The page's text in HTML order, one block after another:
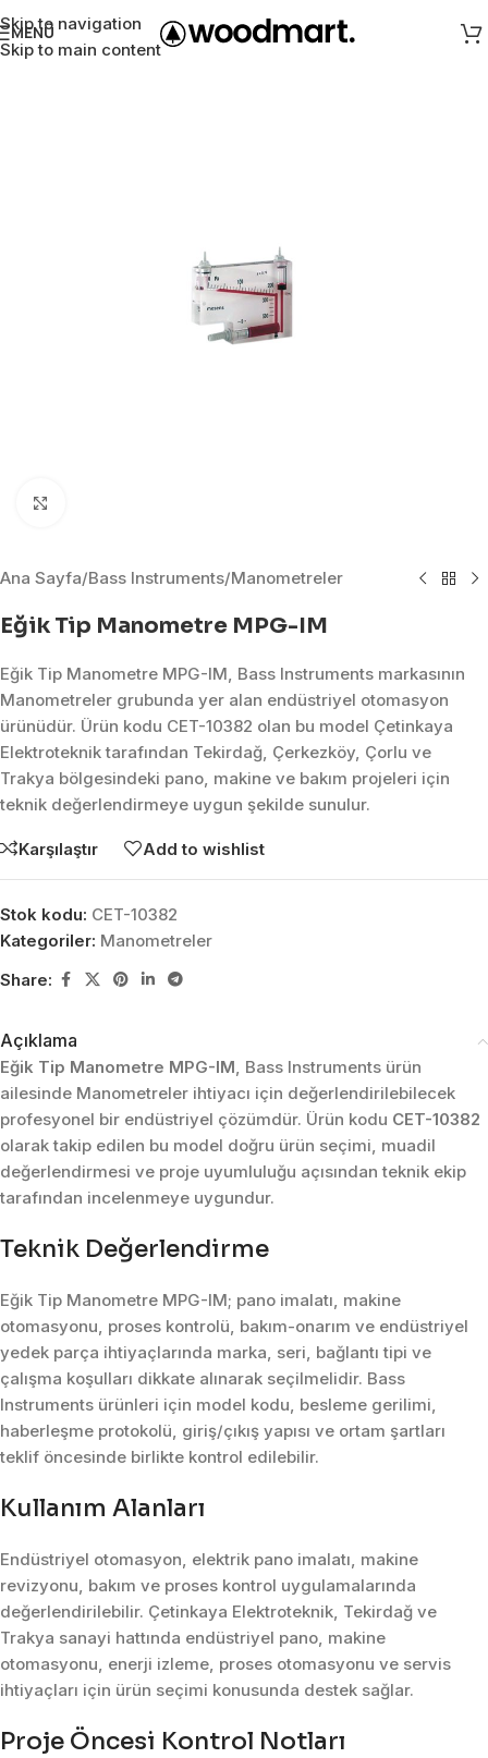
Skip to navigation
Skip to main content
MENÜ
Ana Sayfa/Bass Instruments/Manometreler
Eğik Tip Manometre MPG-IM
Eğik Tip Manometre MPG-IM, Bass Instruments markasının
Manometreler grubunda yer alan endüstriyel otomasyon
ürünüdür. Ürün kodu CET-10382 olan bu model Çetinkaya
Elektroteknik tarafından Tekirdağ, Çerkezköy, Çorlu ve
Trakya bölgesindeki pano, makine ve bakım projeleri için
teknik değerlendirmeye uygun şekilde sunulur.
Karşılaştır Add to wishlist
Stok kodu: CET-10382
Kategoriler: Manometreler
Share:
Açıklama
Eğik Tip Manometre MPG-IM, Bass Instruments ürün
ailesinde Manometreler ihtiyacı için değerlendirilebilecek
profesyonel bir endüstriyel çözümdür. Ürün kodu CET-10382
olarak takip edilen bu model doğru ürün seçimi, muadil
değerlendirmesi ve proje uyumluluğu açısından teknik ekip
tarafından incelenmeye uygundur.
Teknik Değerlendirme
Eğik Tip Manometre MPG-IM; pano imalatı, makine
otomasyonu, proses kontrolü, bakım-onarım ve endüstriyel
yedek parça ihtiyaçlarında marka, seri, bağlantı tipi ve
çalışma koşulları dikkate alınarak seçilmelidir. Bass
Instruments ürünleri için model kodu, besleme gerilimi,
haberleşme protokolü, giriş/çıkış yapısı ve ortam şartları
teklif öncesinde birlikte kontrol edilebilir.
Kullanım Alanları
Endüstriyel otomasyon, elektrik pano imalatı, makine
revizyonu, bakım ve proses kontrol uygulamalarında
değerlendirilebilir. Çetinkaya Elektroteknik, Tekirdağ ve
Trakya sanayi hattında endüstriyel pano, makine
otomasyonu, enerji izleme, proses otomasyonu ve servis
ihtiyaçları için ürün seçimi konusunda destek sağlar.
Proje Öncesi Kontrol Notları